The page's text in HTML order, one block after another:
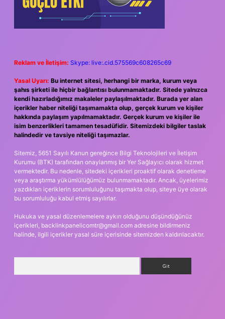
Reklam ve İletişim: Skype: live:.cid.575569c608265c69
Yasal Uyarı: Bu internet sitesi, herhangi bir marka, kurum veya
şahıs şirketi ile hiçbir bağlantısı bulunmamaktadır. Sitede yalnızca
kendi hazırladığımız makaleler paylaşılmaktadır. Burada yer alan
içerikler haber niteliği taşımamakta olup, gerçek kurum ve kişiler
hakkında paylaşım yapılmamaktadır. Gerçek kurum ve kişiler ile
isim benzerlikleri tamamen tesadüfidir. Sitemizdeki bilgiler taslak
halindedir ve tavsiye niteliği taşımazlar.
Sitemiz, 5651 Sayılı Kanun gereğince Bilgi Teknolojileri ve İletişim
Kurumu (BTK) tarafından onaylanmış bir Yer Sağlayıcı olarak hizmet
vermektedir. Bu nedenle, sitedeki içerikleri proaktif olarak denetleme
veya araştırma yükümlülüğümüz bulunmamaktadır. Ancak, üyelerimiz
yazdıkları içeriklerin sorumluluğunu taşımakta olup, siteye üye olarak
bu sorumluluğu kabul etmiş sayılırlar.
Hukuka ve yasal düzenlemelere aykırı olduğunu düşündüğünüz
içerikleri, backlinkpanelicomtr@gmail.com adresine bildirmeniz
halinde, ilgili içerikler yasal süre içerisinde sitemizden kaldırılacaktır.